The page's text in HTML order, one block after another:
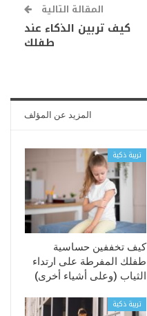
المقالة التالية
كيف تربين الذكاء عند
طفلك
المزيد عن المؤلف
تربية ذكية
كيف تخففين حساسية
طفلك المفرطة على ارتداء
الثياب (وعلى أشياء أخرى)
تربية ذكية